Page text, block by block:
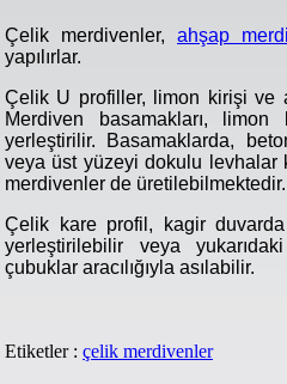
Çelik merdivenler,ahşap
yapılırlar.
Çelik U profiller, limon kirişi ve
Merdiven basamakları, limon
yerleştirilir. Basamaklarda,
veya üst yüzeyi dokulu levhalar
merdivenler de üretilebilmektedir.
Çelik kare profil, kagir
yerleştirilebilir veya
çubuklar aracılığıyla asılabilir.
Etiketler : çelik merdivenler